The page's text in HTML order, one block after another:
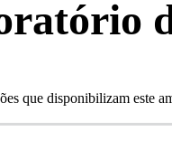
que disponibilizam este